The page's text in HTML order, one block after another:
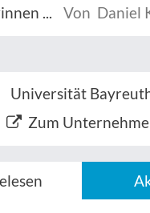
...
Von Daniel
Universität
Zum